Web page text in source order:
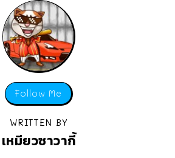
Follow Me
WRITTEN BY
เหมียวซาวากี้